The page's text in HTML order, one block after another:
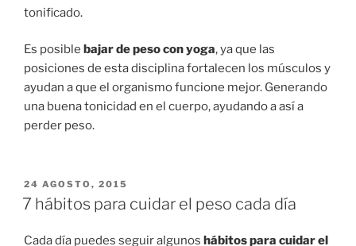
tonificado.
Es posible bajar de peso con yoga, ya que las
posiciones de esta disciplina fortalecen los músculos y
ayudan a que el organismo funcione mejor. Generando
una buena tonicidad en el cuerpo, ayudando a así a
perder peso.
PUBLICADO
EN
24 AGOSTO, 2015
7 hábitos para cuidar el peso cada día
Cada día puedes seguir algunos hábitos para cuidar el